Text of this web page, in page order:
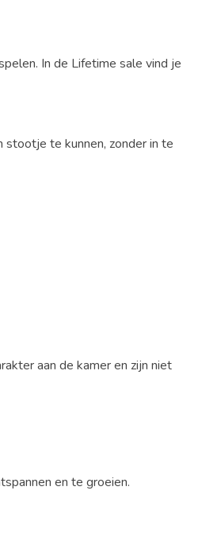
In de Lifetime sale vind je
te kunnen, zonder in te
aan de kamer en zijn niet
en te groeien.